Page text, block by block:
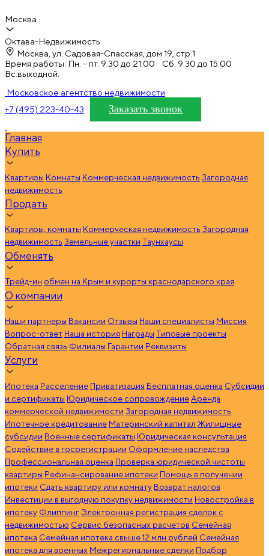
Москва
Октава-Недвижимость
Москва, ул. Садовая-Спасская, дом 19, стр.1
Время работы: Пн. – пт. 9:30 до 21:00 Сб. 9:30 до 15:00
Вс.выходной.
Московское агентство недвижимости
+7 (495) 223-40-43
Заказать звонок
Главная
Купить
Квартиры Комнаты Коммерческая недвижимость Загородная
недвижимость
Продать
Квартиры, комнаты Коммерческая недвижимость Загородная
недвижимость Земельные участки Таунхаусы
Обменять
Трейд-ин обмен на Крым и курорты краснодарского края
О компании
Наши партнеры Вакансии Отзывы Наши специалисты Миссия
Вопрос-ответ Наша история Награды Типовые проекты
Обратная связь Филиалы Гарантии Реквизиты
Услуги
Ипотека Расселение Приватизация Бесплатная оценка Субсидии
и сертификаты Юридическое сопровождениеАренда
коммерческой недвижимости Загородная недвижимость
Ипотечное кредитование Материнский капитал Жилищные
субсидии Военные сертификаты Юридическая консультация
Содействие в госрегистрации Оформление наследства
Профессиональная оценка Проверка юридической чистоты
квартиры Рефинансирование ипотеки Помощь в получении
ипотеки Сдать квартиру или комнату Возврат налогов
Инвестиции в выгодную покупку недвижимости Новостройка в
ипотеку ФлиппингЭлектронная регистрация сделок с
недвижимостью Сервис безопасных расчетов Семейная
ипотека Семейная ипотека свыше 12 млн рублей Семейная
ипотека для военных Межрегиональные сделки Подбор